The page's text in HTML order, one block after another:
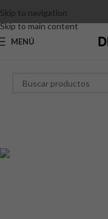
Skip to navigation
Skip to main content
MENÚ